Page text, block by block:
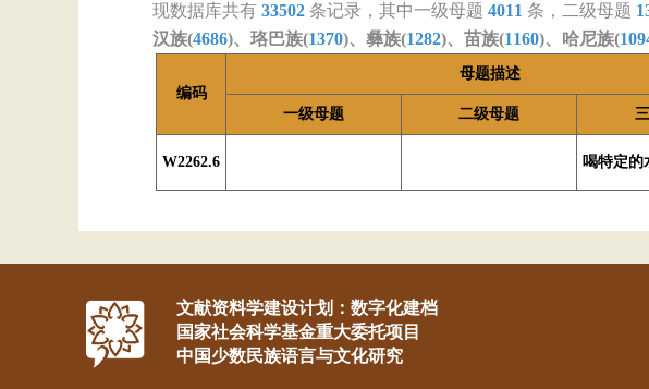
现数据库共有 33502 条记录，其中一级母题 4011 条，二级母题
汉族(4686)、珞巴族(1370)、彝族(1282)、苗族(1160)、哈尼族(
编码
母题描述
一级母题 二级母题
W2262.6 喝特定的
文献资料学建设计划：数字化建档
国家社会科学基金重大委托项目
中国少数民族语言与文化研究